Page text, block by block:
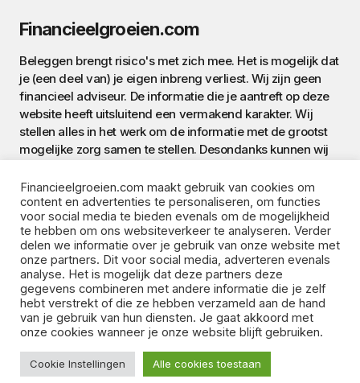
Financieelgroeien.com
Beleggen brengt risico's met zich mee. Het is mogelijk dat
je (een deel van) je eigen inbreng verliest. Wij zijn geen
financieel adviseur. De informatie die je aantreft op deze
website heeft uitsluitend een vermakend karakter. Wij
stellen alles in het werk om de informatie met de grootst
mogelijke zorg samen te stellen. Desondanks kunnen wij
garanderen. Aan de informatie op deze website worden
geen rechten ontleend. Bovendien ben je steeds
verantwoordelijk voor je eigen handelen.
©️ 2024 - Financieelgroeien.com •Contact•Disclaimer
Privacy Policy
Financieelgroeien.com maakt gebruik van cookies om
content en advertenties te personaliseren, om functies
voor social media te bieden evenals om de mogelijkheid
te hebben om ons websiteverkeer te analyseren. Verder
delen we informatie over je gebruik van onze website met
onze partners. Dit voor social media, adverteren evenals
analyse. Het is mogelijk dat deze partners deze
gegevens combineren met andere informatie die je zelf
hebt verstrekt of die ze hebben verzameld aan de hand
van je gebruik van hun diensten. Je gaat akkoord met
onze cookies wanneer je onze website blijft gebruiken.
Cookie Instellingen Alle cookies toestaan